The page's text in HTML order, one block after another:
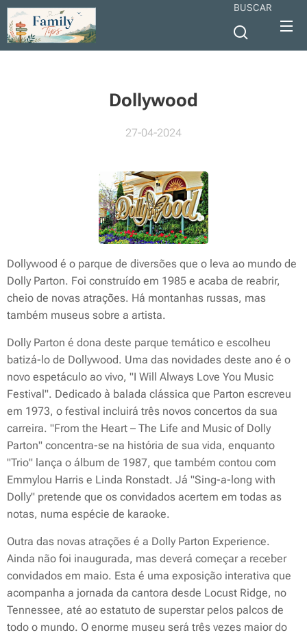
BUSCAR
Dollywood
27-04-2024
Dollywood é o parque de diversões que o leva ao mundo de
Dolly Parton. Foi construído em 1985 e acaba de reabrir,
cheio de novas atrações. Há montanhas russas, mas
também museus sobre a artista.
Dolly Parton é dona deste parque temático e escolheu
batizá-lo de Dollywood. Uma das novidades deste ano é o
novo espetáculo ao vivo, "I Will Always Love You Music
Festival". Dedicado à balada clássica que Parton escreveu
em 1973, o festival incluirá três novos concertos da sua
carreira. "From the Heart – The Life and Music of Dolly
Parton" concentra-se na história de sua vida, enquanto
"Trio" lança o álbum de 1987, que também contou com
Emmylou Harris e Linda Ronstadt. Já "Sing-a-long with
Dolly" pretende que os convidados acertem em todas as
notas, numa espécie de karaoke.
Outra das novas atrações é a Dolly Parton Experience.
Ainda não foi inaugurada, mas deverá começar a receber
convidados em maio. Esta é uma exposição interativa que
acompanha a jornada da cantora desde Locust Ridge, no
Tennessee, até ao estatuto de superstar pelos palcos de
todo o mundo. O enorme museu será três vezes maior do